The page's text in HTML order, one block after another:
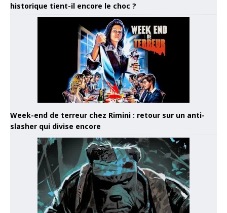
historique tient-il encore le choc ?
Week-end de terreur chez Rimini : retour sur un anti-
slasher qui divise encore